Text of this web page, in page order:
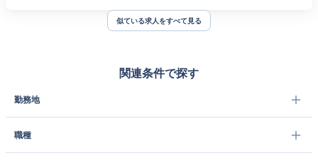
似ている求人をすべて見る
関連条件で探す
勤務地
職種